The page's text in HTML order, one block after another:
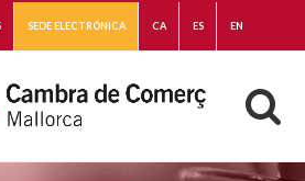
SEDE ELECTRÓNICA CA ES EN